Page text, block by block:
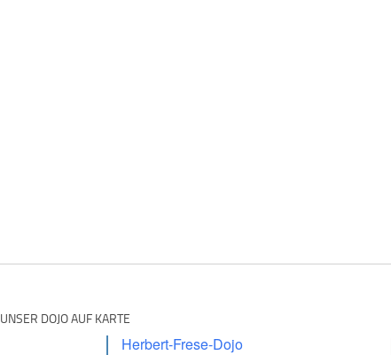
UNSER DOJO AUF KARTE
Herbert-Frese-Dojo